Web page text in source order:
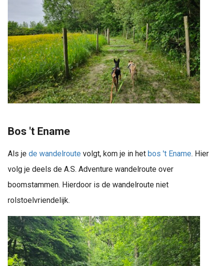
Bos 't Ename
Als je de wandelroute volgt, kom je in het bos 't Ename. Hier
volg je deels de A.S. Adventure wandelroute over
boomstammen. Hierdoor is de wandelroute niet
rolstoelvriendelijk.